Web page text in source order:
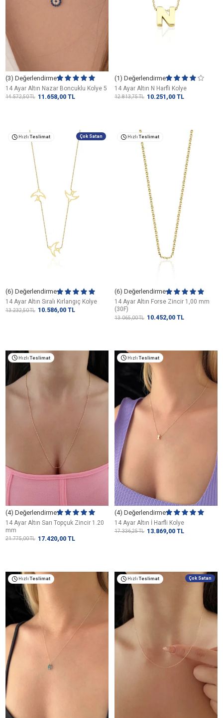
(3) Değerlendirme
14 Ayar Altın Nazar Boncuklu Kolye 5
14.572,50TL 11.658,00 TL
(1) Değerlendirme
14 Ayar Altın N Harfli Kolye
12.813,75TL 10.251,00 TL
Hızlı Teslimat Çok Satan
(6) Değerlendirme
14 Ayar Altın Sıralı Kırlangıç Kolye
13.232,50TL 10.586,00 TL
Hızlı Teslimat
(6) Değerlendirme
14 Ayar Altın Forse Zincir 1,00 mm
(30F)
13.065,00TL 10.452,00 TL
Hızlı Teslimat
(4) Değerlendirme
14 Ayar Altın Sarı Topçuk Zincir 1.20
mm
21.775,00TL 17.420,00 TL
Hızlı Teslimat
(4) Değerlendirme
14 Ayar Altın İ Harfli Kolye
17.336,25TL 13.869,00 TL
Hızlı Teslimat Hızlı Teslimat Çok Satan